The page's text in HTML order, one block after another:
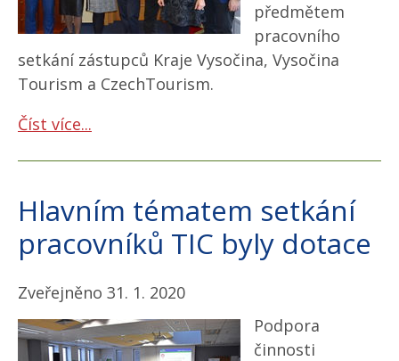
předmětem
pracovního
setkání zástupců Kraje Vysočina, Vysočina
Tourism a CzechTourism.
Číst více...
Hlavním tématem setkání
pracovníků TIC byly dotace
Zveřejněno 31. 1. 2020
Podpora
činnosti